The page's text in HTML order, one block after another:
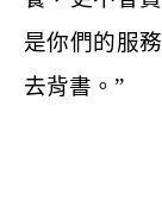
是你們的服
去背書。 ”